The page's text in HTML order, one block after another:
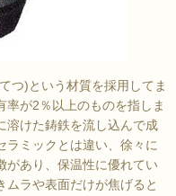
つ)という材質を採用してま
が2％以上のものを指しま
溶けた鋳鉄を流し込んで成
ラミックとは違い、徐々に
があり、保温性に優れてい
ムラや表面だけが焦げると